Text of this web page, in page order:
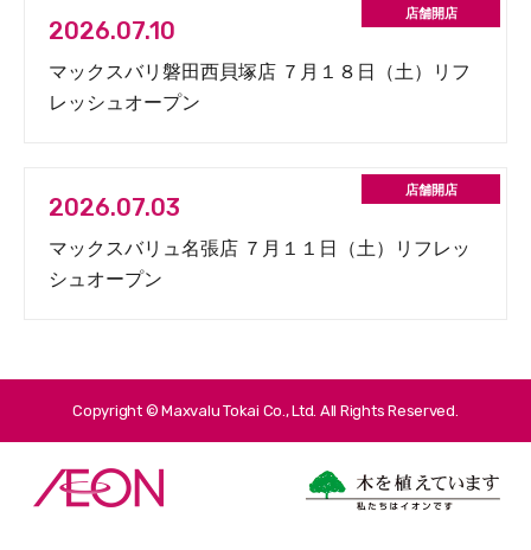
2026.07.10
マックスバリ磐田西貝塚店 ７月１８日（土）リフ
レッシュオープン
2026.07.03
マックスバリュ名張店 ７月１１日（土）リフレッ
シュオープン
Copyright © Maxvalu Tokai Co., Ltd. All Rights Reserved.